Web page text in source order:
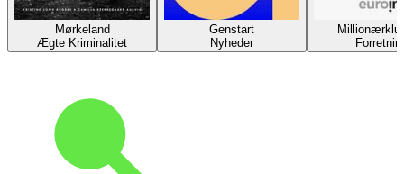
Mørkeland
Ægte Kriminalitet
Genstart
Nyheder